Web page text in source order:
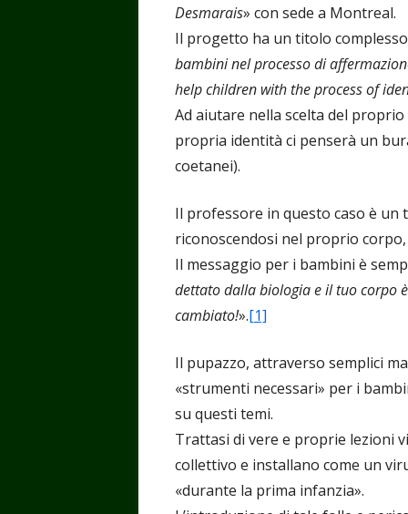
Desmarais» con sede a Montreal.
Il progetto ha un titolo
bambini nel processo di
help children with the process of
Ad aiutare nella scelta del
propria identità ci penserà un
coetanei).
Il professore in questo caso è un
riconoscendosi nel proprio
Il messaggio per i bambini è
dettato dalla biologia e il tuo corpo
cambiato!».[1]
Il pupazzo, attraverso semplici
«strumenti necessari» per i
su questi temi.
Trattasi di vere e proprie lezioni
collettivo e installano come un
«durante la prima infanzia».